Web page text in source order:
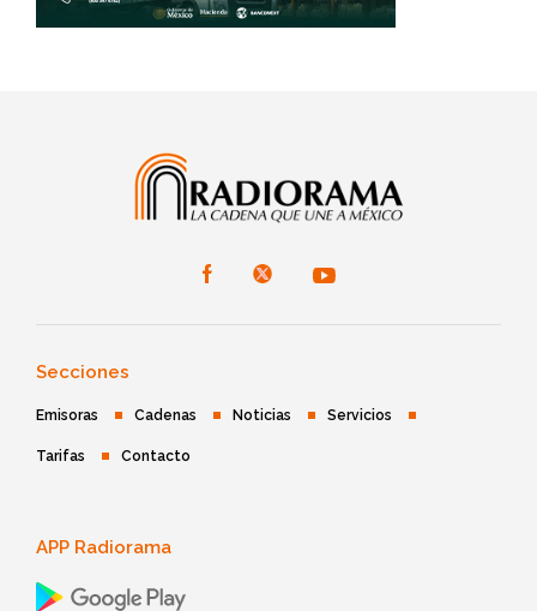
Secciones
Emisoras Cadenas Noticias Servicios
Tarifas Contacto
APP Radiorama